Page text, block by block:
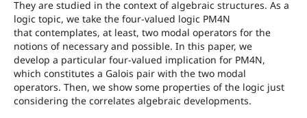
They are studied in the context of algebraic structures. As a
logic topic, we take the four-valued logic PM4N
that contemplates, at least, two modal operators for the
notions of necessary and possible. In this paper, we
develop a particular four-valued implication for PM4N,
which constitutes a Galois pair with the two modal
operators. Then, we show some properties of the logic just
considering the correlates algebraic developments.